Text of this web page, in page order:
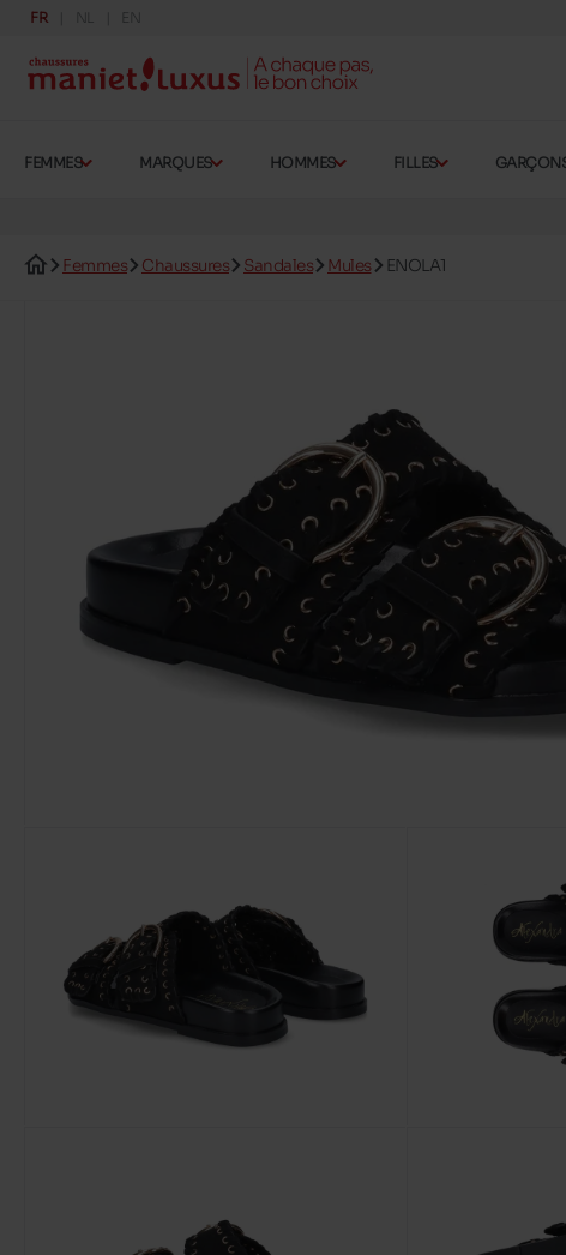
FR NL EN
FEMMES MARQUES HOMMES FILLES
Femmes Chaussures Sandales Mules ENOLA1